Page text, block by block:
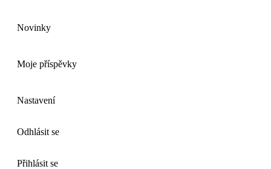
Novinky
Moje příspěvky
Nastavení
Odhlásit se
Přihlásit se